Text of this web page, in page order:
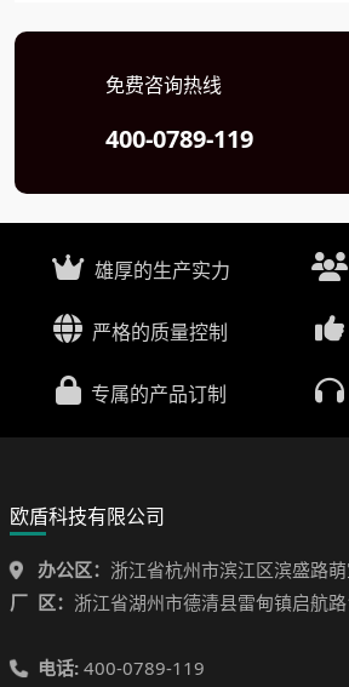
免费咨询热线
400-0789-119
雄厚的生产实力
严格的质量控制
专属的产品订制
欧盾科技有限公司
办公区： 浙江省杭州市滨江区滨盛路
厂 区： 浙江省湖州市德清县雷甸镇启航
电话: 400-0789-119